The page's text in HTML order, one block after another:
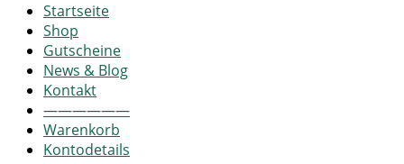
Startseite
Shop
Gutscheine
News & Blog
Kontakt
——————
Warenkorb
Kontodetails